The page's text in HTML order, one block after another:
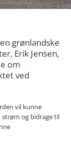
grønlandske
Erik Jensen,
om
ved
vil kunne
strøm og bidrage til